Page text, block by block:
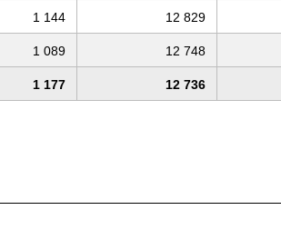
1 144 12 829
1 089 12 748
1 177 12 736